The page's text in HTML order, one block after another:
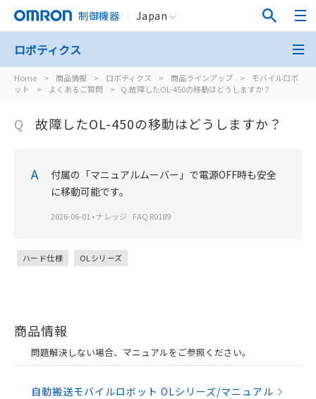
制御機器 Japan
Home > 商品情報 > ロボティクス > 商品ラインアップ >
モバイルロボ
ット
> よくあるご質問 > Q.故障したOL-450の移動はどうしますか？
ロボティクス
Q 故障したOL-450の移動はどうしますか？
A
付属の「マニュアルムーバー」で電源OFF時も安全
に移動可能です。
2026-06-01 •ナレッジ FAQ R0189
ハード仕様 OLシリーズ
商品情報
問題解決しない場合、マニュアルをご参照ください。
自動搬送モバイルロボット OLシリーズ/マニュアル